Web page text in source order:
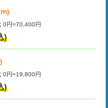
0円=70,400円
)
0円=19,800円
)